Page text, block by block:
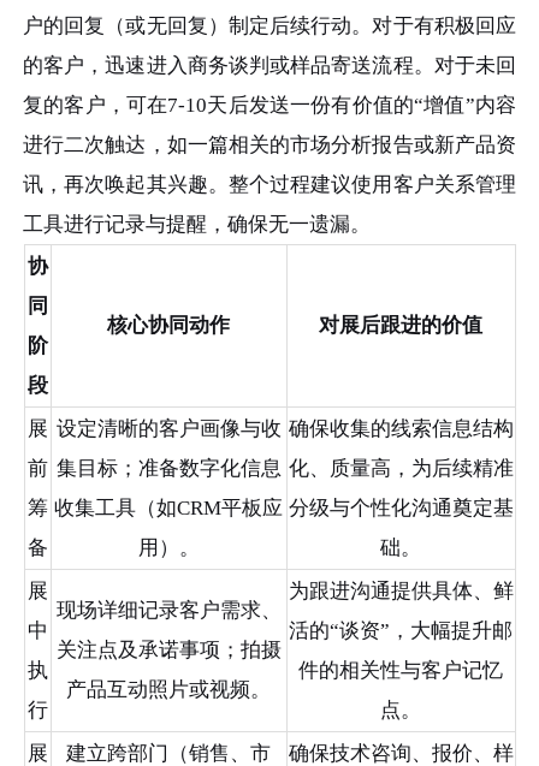
户的回复（或无回复）制定后续行动。对于有积极回应
的客户，迅速进入商务谈判或样品寄送流程。对于未回
复的客户，可在7-10天后发送一份有价值的“增值”内容
进行二次触达，如一篇相关的市场分析报告或新产品资
讯，再次唤起其兴趣。整个过程建议使用客户关系管理
工具进行记录与提醒，确保无一遗漏。
协
同
阶
段
核心协同动作 对展后跟进的价值
展
前
筹
备
设定清晰的客户画像与收
集目标；准备数字化信息
收集工具（如CRM平板应
用）。
确保收集的线索信息结构
化、质量高，为后续精准
分级与个性化沟通奠定基
础。
展
中
执
行
现场详细记录客户需求、
关注点及承诺事项；拍摄
产品互动照片或视频。
为跟进沟通提供具体、鲜
活的“谈资”，大幅提升邮
件的相关性与客户记忆
点。
展
建立跨部门（销售、市
确保技术咨询、报价、样